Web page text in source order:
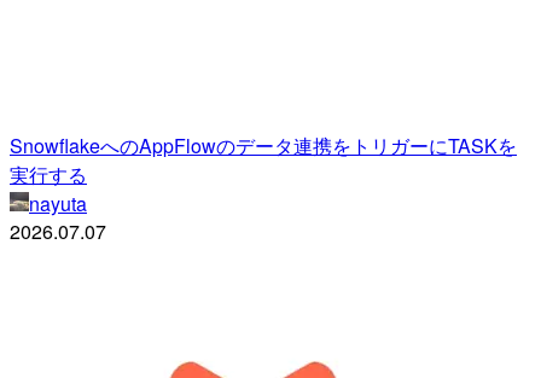
SnowflakeへのAppFlowのデータ連携をトリガーにTASKを
実行する
nayuta
2026.07.07